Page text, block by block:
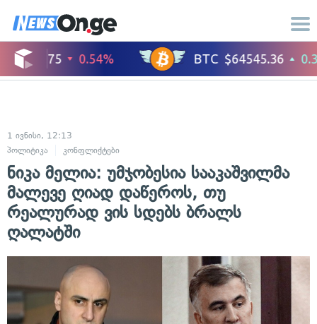
1 ივნისი, 12:13
პოლიტიკა
კონფლიქტები
ნიკა მელია: უმჯობესია სააკაშვილმა
მალევე ღიად დაწეროს, თუ
რეალურად ვის სდებს ბრალს
ღალატში